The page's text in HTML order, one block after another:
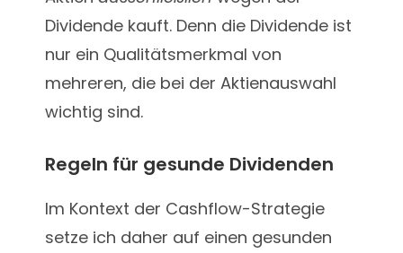
Dividende kauft. Denn die Dividende ist
nur ein Qualitätsmerkmal von
mehreren, die bei der Aktienauswahl
wichtig sind.
Regeln für gesunde Dividenden
Im Kontext der Cashflow-Strategie
setze ich daher auf einen gesunden